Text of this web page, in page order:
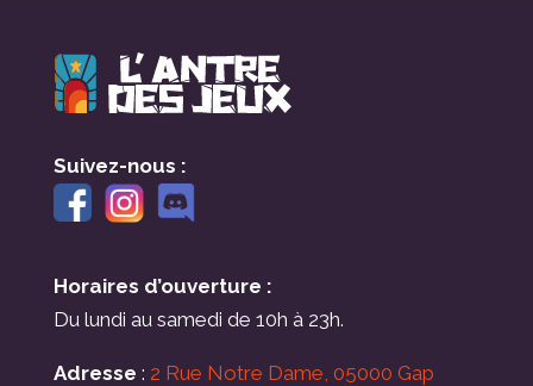
Suivez-nous :
Horaires d’ouverture :
Du lundi au samedi de 10h à 23h.
Adresse : 2 Rue Notre Dame, 05000 Gap